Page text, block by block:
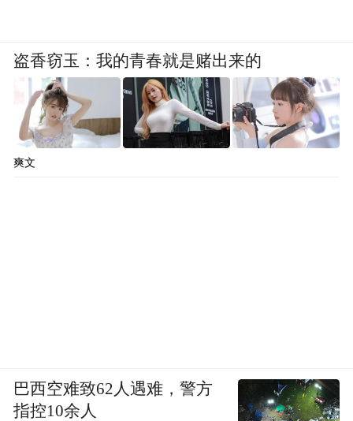
盗香窃玉：我的青春就是赌出来的
爽文
巴西空难致62人遇难，警方
指控10余人